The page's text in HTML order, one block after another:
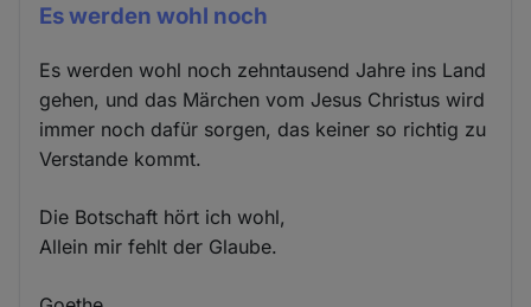
Es werden wohl noch
Es werden wohl noch zehntausend Jahre ins Land
gehen, und das Märchen vom Jesus Christus wird
immer noch dafür sorgen, das keiner so richtig zu
Verstande kommt.
Die Botschaft hört ich wohl,
Allein mir fehlt der Glaube.